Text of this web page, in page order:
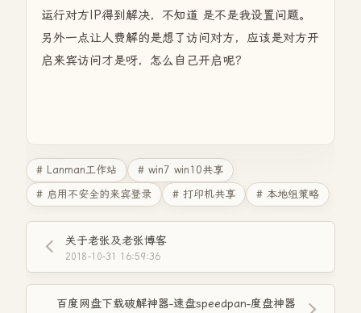
运行对方IP得到解决，不知道 是不是我设置问题。
另外一点让人费解的是想了访问对方，应该是对方开
启来宾访问才是呀，怎么自己开启呢？
# Lanman工作站
# win7 win10共享
# 启用不安全的来宾登录
# 打印机共享 # 本地组策略
关于老张及老张博客
2018-10-31 16:59:36
百度网盘下载破解神器-速盘speedpan-度盘神器